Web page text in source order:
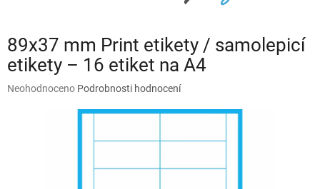
89x37 mm Print etikety / samolepicí
etikety – 16 etiket na A4
Průměrné
Neohodnoceno Podrobnosti hodnocení